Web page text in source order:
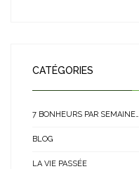
CATÉGORIES
7 BONHEURS PAR SEMAINE…
BLOG
LA VIE PASSÉE